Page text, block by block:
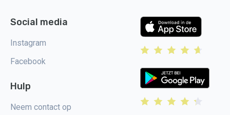
Social media
Instagram
Facebook
Hulp
Neem contact op